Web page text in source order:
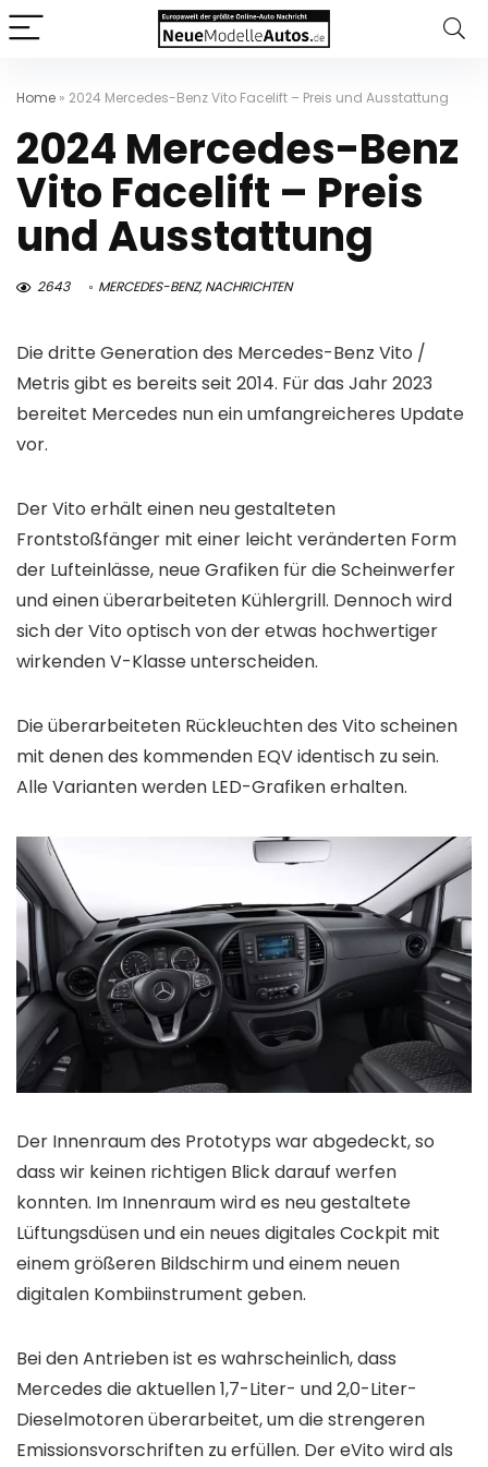
Home » 2024 Mercedes-Benz Vito Facelift – Preis und Ausstattung
2024 Mercedes-Benz
Vito Facelift – Preis
und Ausstattung
2643 MERCEDES-BENZ,NACHRICHTEN
Die dritte Generation des Mercedes-Benz Vito /
Metris gibt es bereits seit 2014. Für das Jahr 2023
bereitet Mercedes nun ein umfangreicheres Update
vor.
Der Vito erhält einen neu gestalteten
Frontstoßfänger mit einer leicht veränderten Form
der Lufteinlässe, neue Grafiken für die Scheinwerfer
und einen überarbeiteten Kühlergrill. Dennoch wird
sich der Vito optisch von der etwas hochwertiger
wirkenden V-Klasse unterscheiden.
Die überarbeiteten Rückleuchten des Vito scheinen
mit denen des kommenden EQV identisch zu sein.
Alle Varianten werden LED-Grafiken erhalten.
Der Innenraum des Prototyps war abgedeckt, so
dass wir keinen richtigen Blick darauf werfen
konnten. Im Innenraum wird es neu gestaltete
Lüftungsdüsen und ein neues digitales Cockpit mit
einem größeren Bildschirm und einem neuen
digitalen Kombiinstrument geben.
Bei den Antrieben ist es wahrscheinlich, dass
Mercedes die aktuellen 1,7-Liter- und 2,0-Liter-
Dieselmotoren überarbeitet, um die strengeren
Emissionsvorschriften zu erfüllen. Der eVito wird als